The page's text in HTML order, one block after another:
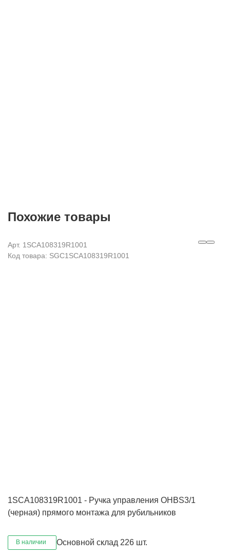
Похожие товары
Арт. 1SCA108319R1001
Код товара: SGC1SCA108319R1001
1SCA108319R1001 - Ручка управления OHBS3/1
(черная) прямого монтажа для рубильников
В наличии Основной склад 226 шт.